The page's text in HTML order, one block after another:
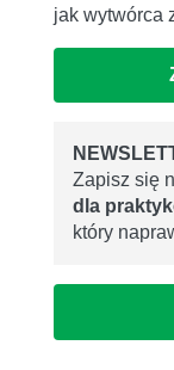
jak wytwórca
Zapisz się
dla
który